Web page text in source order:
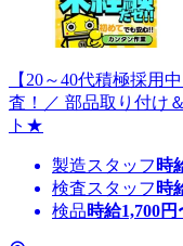
【20～40代積極採用
査！／ 部品取り付け
ト★
製造スタッフ 時
検査スタッフ 時
検品時給1,700円